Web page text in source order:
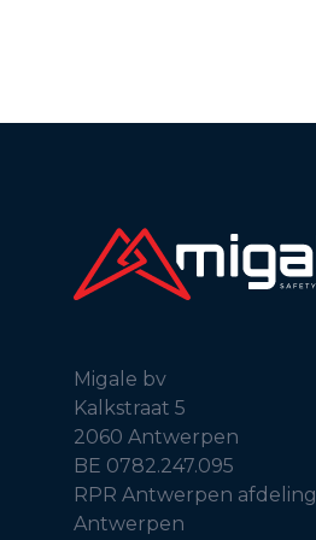
Migale bv
Kalkstraat 5
2060 Antwerpen
BE 0782.247.095
RPR Antwerpen afdeling
Antwerpen